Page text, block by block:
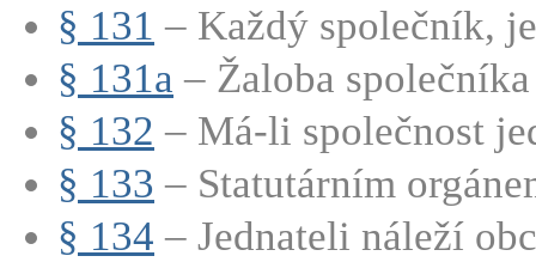
§ 131 – Každý společník,
§ 131a – Žaloba společníka
§ 132 – Má-li společnost
§ 133 – Statutárním
§ 134 – Jednateli náleží